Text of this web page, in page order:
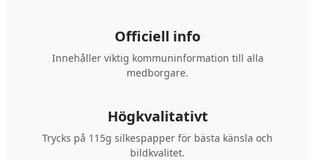
Officiell info
Innehåller viktig kommuninformation till alla
medborgare.
Högkvalitativt
Trycks på 115g silkespapper för bästa känsla och
bildkvalitet.